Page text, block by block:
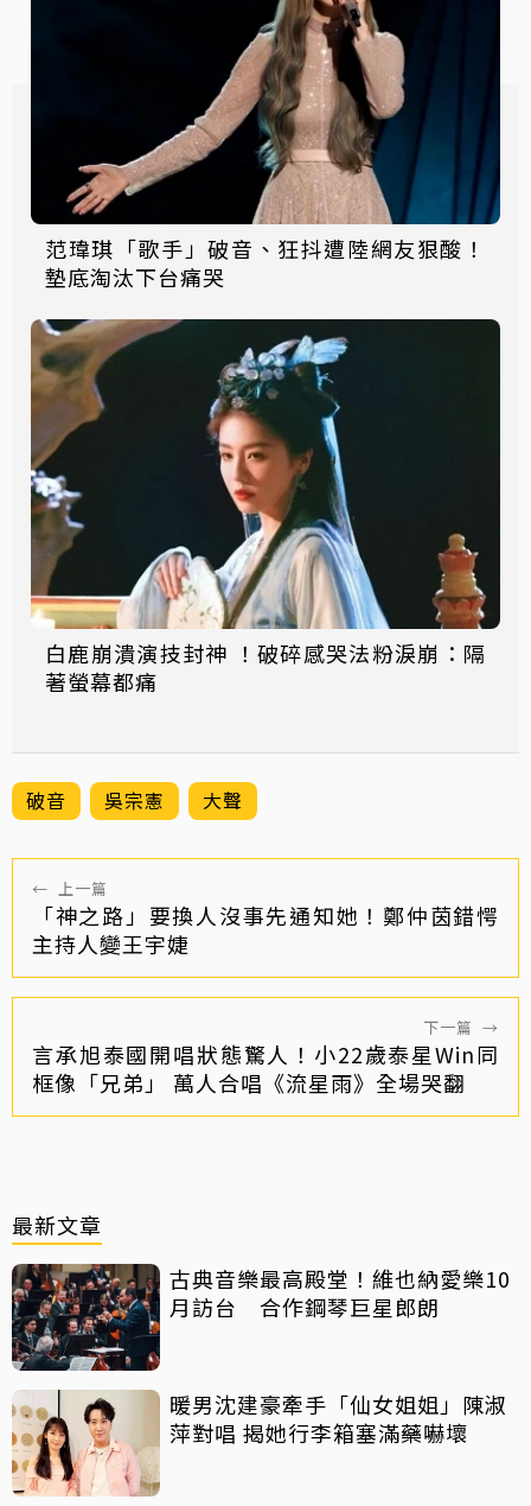
范瑋琪「歌手」破音、狂抖遭陸網友狠酸！
墊底淘汰下台痛哭
白鹿崩潰演技封神 ！破碎感哭法粉淚崩：隔
著螢幕都痛
破音 吳宗憲 大聲
← 上一篇
「神之路」要換人沒事先通知她！鄭仲茵錯愕
主持人變王宇婕
下一篇 →
言承旭泰國開唱狀態驚人！小22歲泰星Win同
框像「兄弟」 萬人合唱《流星雨》全場哭翻
最新文章
古典音樂最高殿堂！維也納愛樂10
月訪台 合作鋼琴巨星郎朗
暖男沈建豪牽手「仙女姐姐」陳淑
萍對唱 揭她行李箱塞滿藥嚇壞